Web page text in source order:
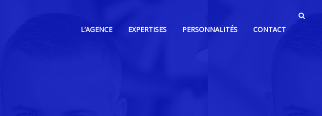
L’AGENCE EXPERTISES PERSONNALITÉS CONTACT